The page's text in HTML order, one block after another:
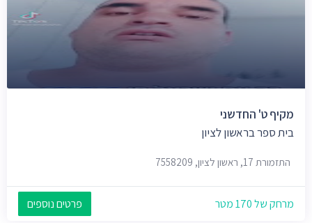
מקיף ט' החדשני
בית ספר בראשון לציון
התזמורת 17, ראשון לציון, 7558209
מרחק של 170 מטר פרטים נוספים